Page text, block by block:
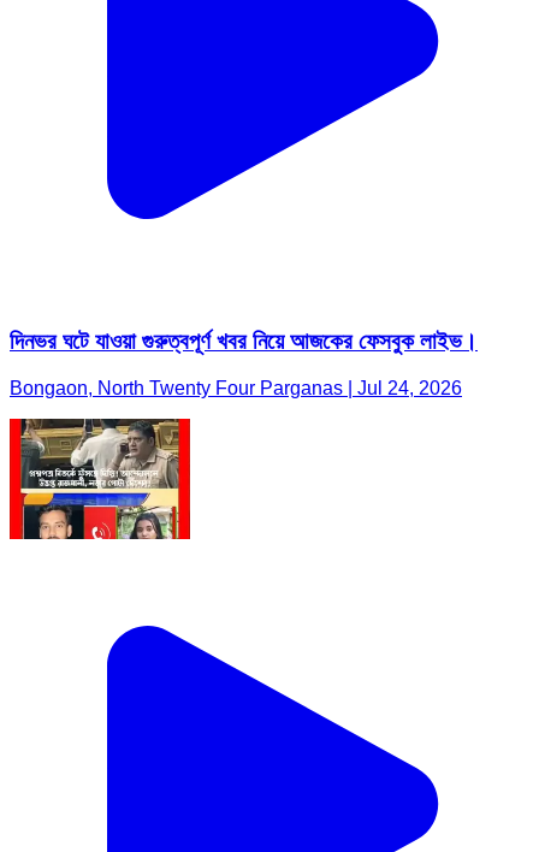
দিনভর ঘটে যাওয়া গুরুত্বপূর্ণ খবর নিয়ে আজকের ফেসবুক লাইভ।
Bongaon, North Twenty Four Parganas | Jul 24, 2026